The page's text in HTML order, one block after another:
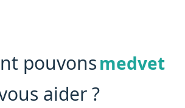
pouvonsmedvet
aider ?